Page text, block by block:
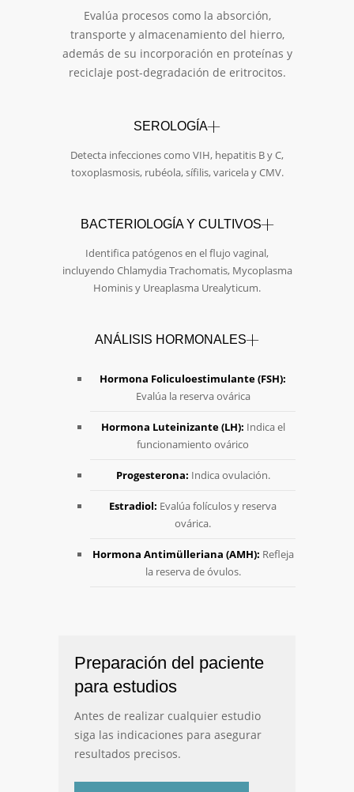
Evalúa procesos como la absorción,
transporte y almacenamiento del hierro,
además de su incorporación en proteínas y
reciclaje post-degradación de eritrocitos.
SEROLOGÍA
Detecta infecciones como VIH, hepatitis B y C,
toxoplasmosis, rubéola, sífilis, varicela y CMV.
BACTERIOLOGÍA Y CULTIVOS
Identifica patógenos en el flujo vaginal,
incluyendo Chlamydia Trachomatis, Mycoplasma
Hominis y Ureaplasma Urealyticum.
ANÁLISIS HORMONALES
Hormona Foliculoestimulante (FSH):
Evalúa la reserva ovárica
Hormona Luteinizante (LH): Indica el
funcionamiento ovárico
Progesterona: Indica ovulación.
Estradiol: Evalúa folículos y reserva
ovárica.
Hormona Antimülleriana (AMH): Refleja
la reserva de óvulos.
Preparación del paciente
para estudios
Antes de realizar cualquier estudio
siga las indicaciones para asegurar
resultados precisos.